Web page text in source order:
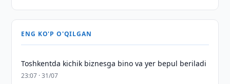
ENG KO'P O'QILGAN
Toshkentda kichik biznesga bino va yer bepul beriladi
23:07 · 31/07